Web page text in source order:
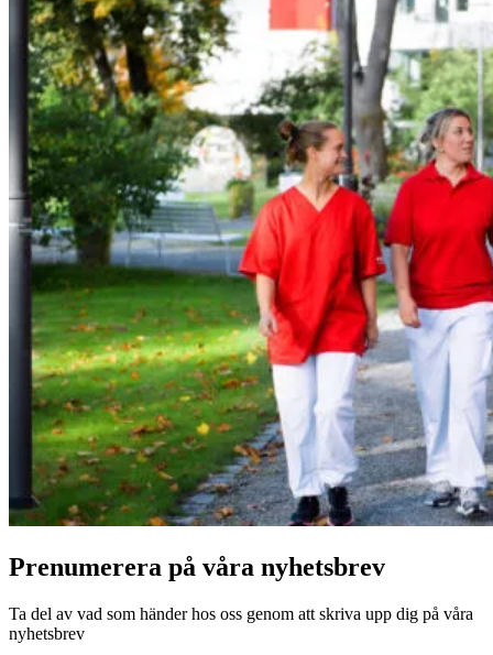
Prenumerera på våra nyhetsbrev
Ta del av vad som händer hos oss genom att skriva upp dig på våra
nyhetsbrev